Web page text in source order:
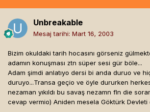
Unbreakable
Mesaj tarihi: Mart 16, 2003
Bizim okuldaki tarih hocasını görseniz
adamın konuşması ztn süper sesi gür böle...
Adam şimdi anlatıyo dersi bi anda duruo ve
duruyo...Transa geçio ve öyle dururken
nezaman yıkıldı bu savaş nezamn fln die
cevap vermio) Aniden mesela Göktürk Devleti